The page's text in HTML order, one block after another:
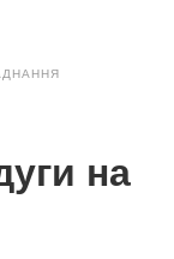
на